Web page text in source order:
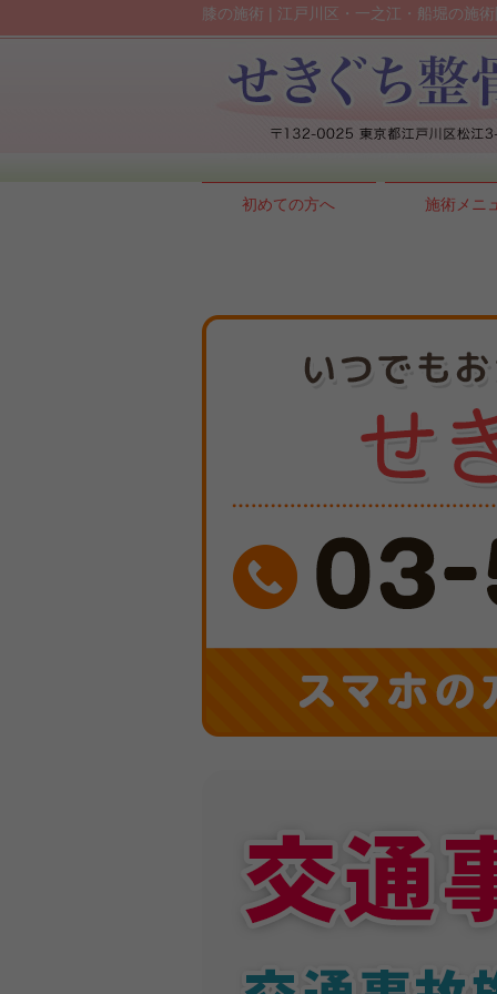
膝の施術 | 江戸川区・一之江・船堀の施
初めての方へ 施術メニ